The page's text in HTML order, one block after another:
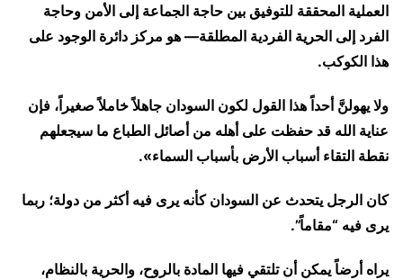
العملية المحققة للتوفيق بين حاجة الجماعة إلى الأمن وحاجة
الفرد إلى الحرية الفردية المطلقة— هو مركز دائرة الوجود على
هذا الكوكب.
ولا يهولنَّ أحداً هذا القول لكون السودان جاهلاً خاملاً صغيراً، فإن
عناية الله قد حفظت على أهله من أصائل الطباع ما سيجعلهم
نقطة التقاء أسباب الأرض بأسباب السماء».
كان الرجل يتحدث عن السودان كأنه يرى فيه أكثر من دولة؛ ربما
يرى فيه “مقاماً”.
يراه أرضاً يمكن أن تلتقي فيها المادة بالروح، والحرية بالنظام،